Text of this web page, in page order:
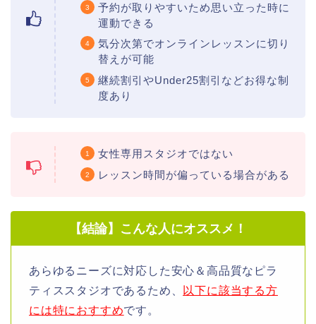
予約が取りやすいため思い立った時に
運動できる
気分次第でオンラインレッスンに切り
替えが可能
継続割引やUnder25割引などお得な制
度あり
女性専用スタジオではない
レッスン時間が偏っている場合がある
【結論】こんな人にオススメ！
あらゆるニーズに対応した安心＆高品質なピラ
ティススタジオであるため、
以下に該当する方
には特におすすめです。